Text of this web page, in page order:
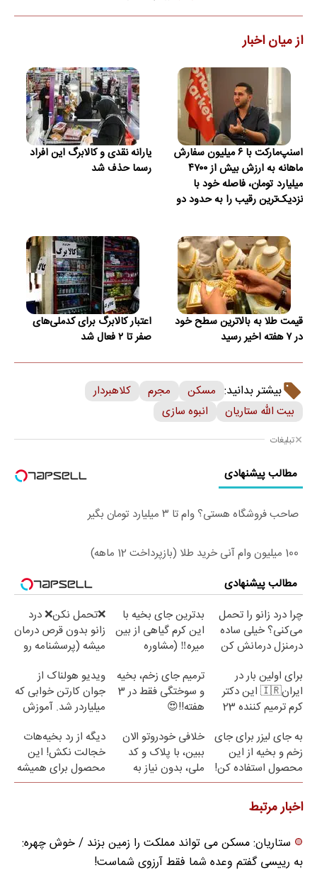
از میان اخبار
اسنپ‌مارکت با ۶ میلیون سفارش
ماهانه به ارزش بیش از ۴۷۰۰
میلیارد تومان، فاصله خود با
نزدیک‌ترین رقیب را به حدود دو
یارانه نقدی و کالابرگ این افراد
رسما حذف شد
قیمت طلا به بالاترین سطح خود
در ۷ هفته اخیر رسید
اعتبار کالابرگ برای کدملی‌های
صفر تا ۲ فعال شد
بیشتر بدانید: مسکن مجرم
کلاهبردار
بیت الله ستاریان
انبوه سازی
تبلیغات
مطالب پیشنهادی
صاحب فروشگاه هستی؟ وام تا ۳ میلیارد تومان بگیر
100 میلیون وام آنی خرید طلا (بازپرداخت 12 ماهه)
مطالب پیشنهادی
چرا درد زانو را تحمل
می‌کنی؟ خیلی ساده
درمنزل درمانش کن
بدترین جای بخیه با
این کرم گیاهی از بین
میره‼️ (مشاوره
❌تحمل نکن❌ درد
زانو بدون قرص درمان
میشه (پرسشنامه رو
برای اولین بار در
ایران🇮🇷 این دکتر
کرم ترمیم کننده 23
ترمیم جای زخم، بخیه
و سوختگی فقط در 3
هفته!!😍
ویدیو هولناک از
جوان کارتن خوابی که
میلیاردر شد. آموزش
به جای لیزر برای جای
زخم و بخیه از این
محصول استفاده کن!
خلافی خودروتو الان
ببین، با پلاک و کد
ملی، بدون نیاز به
مراجعه حضوری
دیگه از رد بخیه‌هات
خجالت نکش! این
محصول برای همیشه
درمانش می‌کنه
اخبار مرتبط
ستاریان: مسکن می تواند مملکت را زمین بزند / خوش چهره:
به رییسی گفتم وعده شما فقط آرزوی شماست!